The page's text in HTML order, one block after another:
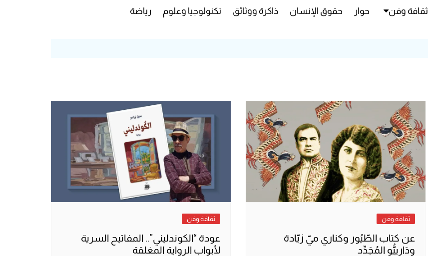
ثقافة وفن حوار حقوق الإنسان ذاكرة ووثائق تكنولوجيا وعلوم رياضة
ثقافة وفن
عن كتاب الطّيُور وكناري ميّ زيّادة
ودَارِييُّو المُجَدِّد
ثقافة وفن
عودة “الكوندليني”.. المفاتيح السرية
لأبواب الرواية المغلقة